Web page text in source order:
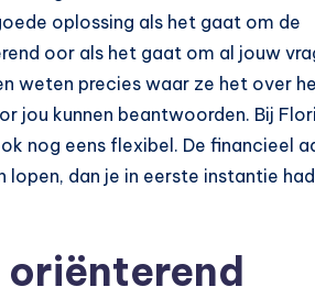
oplossing als het gaat om de
oor als het gaat om al jouw
weten precies waar ze het over
jou kunnen beantwoorden. Bij
nog eens flexibel. De financieel
dan je in eerste instantie had